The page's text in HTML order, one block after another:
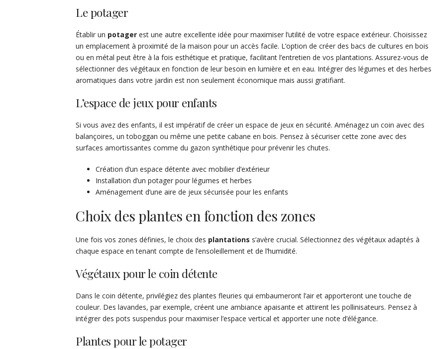
Le potager
Établir un potager est une autre excellente idée pour maximiser l’utilité de votre espace extérieur. Choisissez
un emplacement à proximité de la maison pour un accès facile. L’option de créer des bacs de cultures en bois
ou en métal peut être à la fois esthétique et pratique, facilitant l’entretien de vos plantations. Assurez-vous de
sélectionner des végétaux en fonction de leur besoin en lumière et en eau. Intégrer des légumes et des herbes
aromatiques dans votre jardin est non seulement économique mais aussi gratifiant.
L’espace de jeux pour enfants
Si vous avez des enfants, il est impératif de créer un espace de jeux en sécurité. Aménagez un coin avec des
balançoires, un toboggan ou même une petite cabane en bois. Pensez à sécuriser cette zone avec des
surfaces amortissantes comme du gazon synthétique pour prévenir les chutes.
Création d’un espace détente avec mobilier d’extérieur
Installation d’un potager pour légumes et herbes
Aménagement d’une aire de jeux sécurisée pour les enfants
Choix des plantes en fonction des zones
Une fois vos zones définies, le choix des plantations s’avère crucial. Sélectionnez des végétaux adaptés à
chaque espace en tenant compte de l’ensoleillement et de l’humidité.
Végétaux pour le coin détente
Dans le coin détente, privilégiez des plantes fleuries qui embaumeront l’air et apporteront une touche de
couleur. Des lavandes, par exemple, créent une ambiance apaisante et attirent les pollinisateurs. Pensez à
intégrer des pots suspendus pour maximiser l’espace vertical et apporter une note d’élégance.
Plantes pour le potager